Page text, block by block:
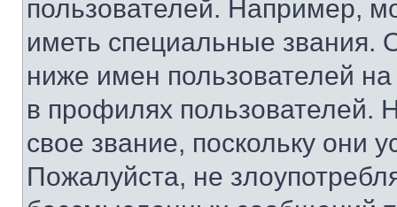
пользователей. Например,
иметь специальные звания.
ниже имен пользователей
в профилях
свое звание, поскольку они
Пожалуйста, не